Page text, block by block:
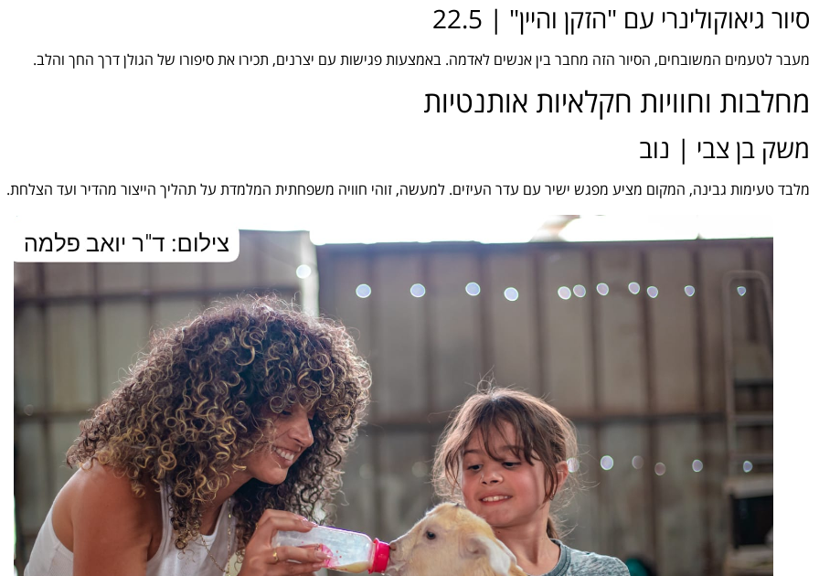
סיור גיאוקולינרי עם "הזקן והיין" | 22.5
מעבר לטעמים המשובחים, הסיור הזה מחבר בין אנשים לאדמה. באמצעות פגישות עם יצרנים, תכירו את סיפורו של הגולן דרך החך והלב.
מחלבות וחוויות חקלאיות אותנטיות
משק בן צבי | נוב
מלבד טעימות גבינה, המקום מציע מפגש ישיר עם עדר העיזים. למעשה, זוהי חוויה משפחתית המלמדת על תהליך הייצור מהדיר ועד הצלחת.